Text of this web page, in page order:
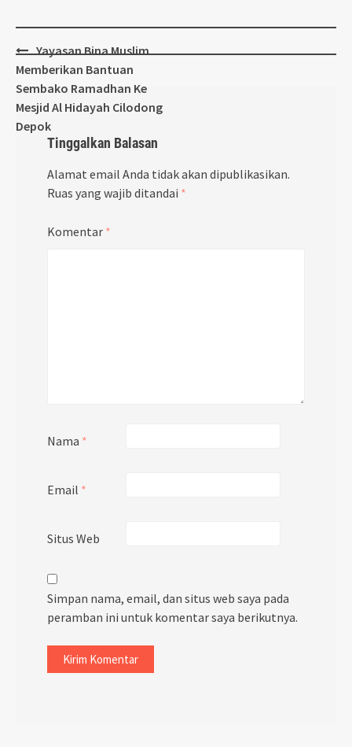
Post
navigation
Yayasan Bina Muslim
Memberikan Bantuan
Sembako Ramadhan Ke
Mesjid Al Hidayah Cilodong
Depok
Tinggalkan Balasan
Alamat email Anda tidak akan dipublikasikan.
Ruas yang wajib ditandai *
Komentar *
Nama *
Email *
Situs Web
Simpan nama, email, dan situs web saya pada
peramban ini untuk komentar saya berikutnya.